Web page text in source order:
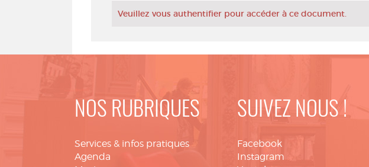
Veuillez vous authentifier pour accéder à ce document.
NOS RUBRIQUES
Services & infos pratiques
Agenda
SUIVEZ NOUS !
Facebook
Instagram